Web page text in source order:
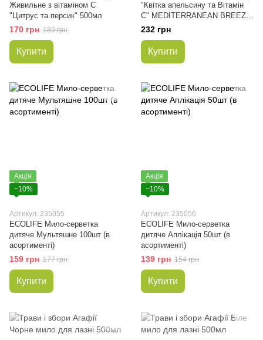
Живильне з вітаміном С
"Цитрус та персик" 500мл
170 грн 189 грн
Купити
"Квітка апельсину та Вітамін
C" MEDITERRANEAN BREEZE
400мл
232 грн
Купити
Акція
−10%
Артикул: 235055
ECOLIFE Мило-серветка
дитяче Мультяшне 100шт (в
асортименті)
159 грн 177 грн
Купити
Акція
−10%
Артикул: 235056
ECOLIFE Мило-серветка
дитяче Аплікація 50шт (в
асортименті)
139 грн 154 грн
Купити